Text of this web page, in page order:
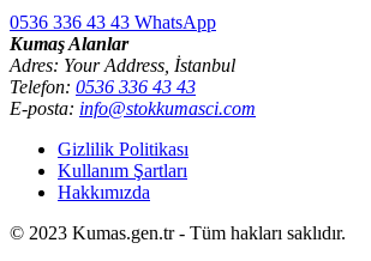
0536 336 43 43 WhatsApp
Kumaş Alanlar
Adres: Your Address, İstanbul
Telefon: 0536 336 43 43
E-posta: info@stokkumasci.com
Gizlilik Politikası
Kullanım Şartları
Hakkımızda
© 2023 Kumas.gen.tr - Tüm hakları saklıdır.